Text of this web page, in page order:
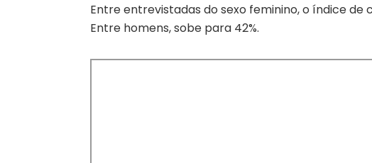
Entre entrevistadas do sexo feminino, o índice de
Entre homens, sobe para 42%.